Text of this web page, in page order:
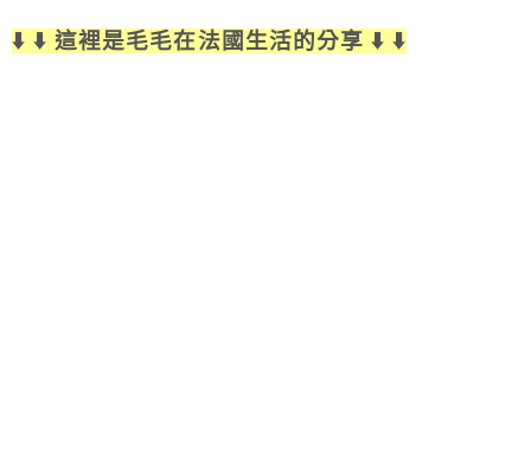
⬇️ ⬇️ 這裡是毛毛在法國生活的分享 ⬇️ ⬇️